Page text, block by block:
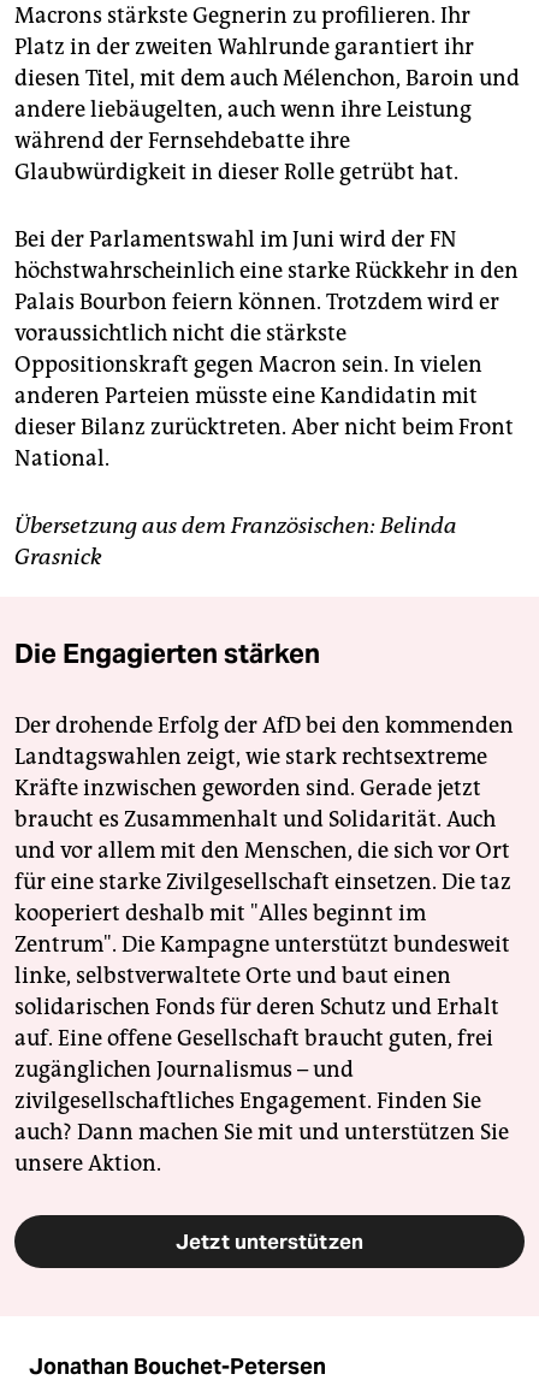
Macrons stärkste Gegnerin zu profilieren. Ihr
Platz in der zweiten Wahlrunde garantiert ihr
diesen Titel, mit dem auch Mélenchon, Baroin und
andere liebäugelten, auch wenn ihre Leistung
während der Fernsehdebatte ihre
Glaubwürdigkeit in dieser Rolle getrübt hat.
Bei der Parlamentswahl im Juni wird der FN
höchstwahrscheinlich eine starke Rückkehr in den
Palais Bourbon feiern können. Trotzdem wird er
voraussichtlich nicht die stärkste
Oppositionskraft gegen Macron sein. In vielen
anderen Parteien müsste eine Kandidatin mit
dieser Bilanz zurücktreten. Aber nicht beim Front
National.
Übersetzung aus dem Französischen: Belinda
Grasnick
Die Engagierten stärken
Der drohende Erfolg der AfD bei den kommenden
Landtagswahlen zeigt, wie stark rechtsextreme
Kräfte inzwischen geworden sind. Gerade jetzt
braucht es Zusammenhalt und Solidarität. Auch
und vor allem mit den Menschen, die sich vor Ort
für eine starke Zivilgesellschaft einsetzen. Die taz
kooperiert deshalb mit "Alles beginnt im
Zentrum". Die Kampagne unterstützt bundesweit
linke, selbstverwaltete Orte und baut einen
solidarischen Fonds für deren Schutz und Erhalt
auf. Eine offene Gesellschaft braucht guten, frei
zugänglichen Journalismus – und
zivilgesellschaftliches Engagement. Finden Sie
auch? Dann machen Sie mit und unterstützen Sie
unsere Aktion.
Jetzt unterstützen
Jonathan Bouchet-Petersen